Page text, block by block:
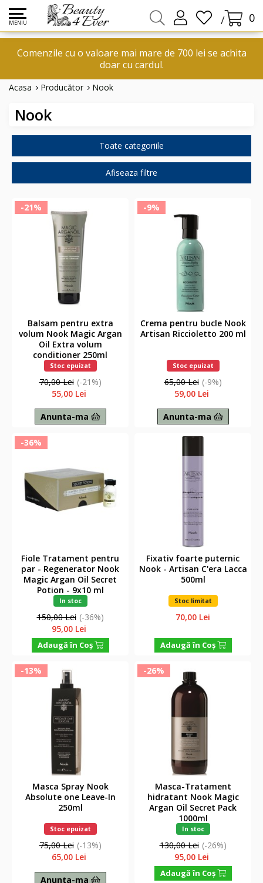
MENIU / 0
Comenzile cu o valoare mai mare de 700 lei se achita
doar cu cardul.
Acasa Producător Nook
Nook
Toate categoriile
Afiseaza filtre
-21%
Balsam pentru extra
volum Nook Magic Argan
Oil Extra volum
conditioner 250ml
Stoc epuizat
70,00 Lei (-21%)
55,00 Lei
Anunta-ma
-9%
Crema pentru bucle Nook
Artisan Riccioletto 200 ml
Stoc epuizat
65,00 Lei (-9%)
59,00 Lei
Anunta-ma
-36%
Fiole Tratament pentru
par - Regenerator Nook
Magic Argan Oil Secret
Potion - 9x10 ml
In stoc
150,00 Lei (-36%)
95,00 Lei
Adaugă în Coş
Fixativ foarte puternic
Nook - Artisan C'era Lacca
500ml
Stoc limitat
70,00 Lei
Adaugă în Coş
-13%
Masca Spray Nook
Absolute one Leave-In
250ml
Stoc epuizat
75,00 Lei (-13%)
65,00 Lei
Anunta-ma
-26%
Masca-Tratament
hidratant Nook Magic
Argan Oil Secret Pack
1000ml
In stoc
130,00 Lei (-26%)
95,00 Lei
Adaugă în Coş